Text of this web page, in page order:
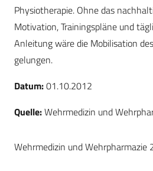
Physiotherapie. Ohne das
Motivation, Trainingspläne und
Anleitung wäre die Mobilisation
gelungen.
Datum:01.10.2012
Quelle:Wehrmedizin und
Wehrmedizin und Wehrpharmazie